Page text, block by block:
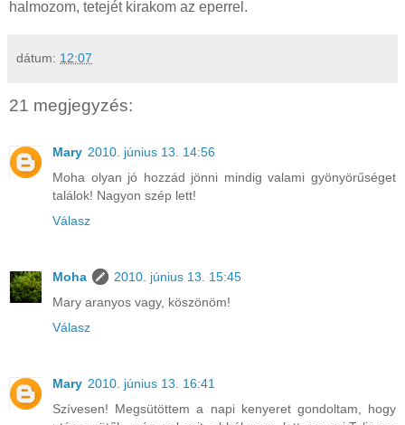
halmozom, tetejét kirakom az eperrel.
dátum: 12:07
21 megjegyzés:
Mary 2010. június 13. 14:56
Moha olyan jó hozzád jönni mindig valami gyönyörűséget
találok! Nagyon szép lett!
Válasz
Moha
2010. június 13. 15:45
Mary aranyos vagy, köszönöm!
Válasz
Mary 2010. június 13. 16:41
Szívesen! Megsütöttem a napi kenyeret gondoltam, hogy